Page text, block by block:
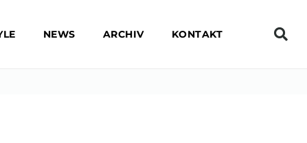
NEWS ARCHIV KONTAKT